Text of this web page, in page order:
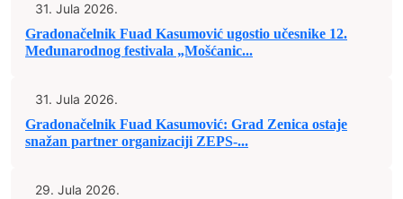
31. Jula 2026.
Gradonačelnik Fuad Kasumović ugostio učesnike 12.
Međunarodnog festivala „Mošćanic...
31. Jula 2026.
Gradonačelnik Fuad Kasumović: Grad Zenica ostaje
snažan partner organizaciji ZEPS-...
29. Jula 2026.